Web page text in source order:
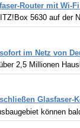
Router mit Wi-
5630 auf der
im Netz von
2,5 Millionen
Glasfaser-
können